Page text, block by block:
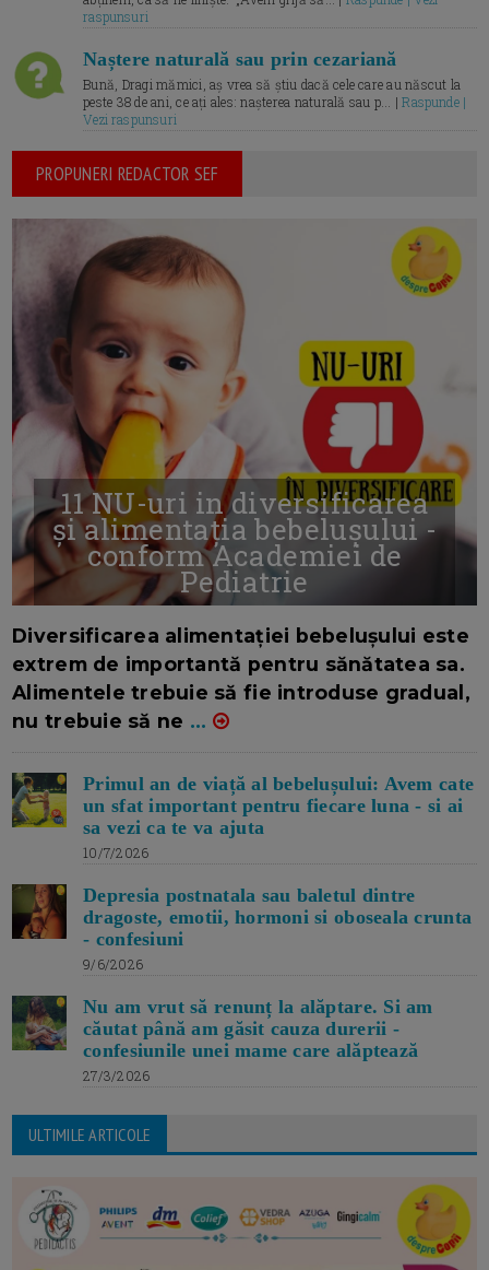
raspunsuri
Naștere naturală sau prin cezariană
Bună, Dragi mămici, aș vrea să știu dacă cele care au născut la
peste 38 de ani, ce ați ales: nașterea naturală sau p... |Raspunde |
Vezi raspunsuri
PROPUNERI REDACTOR SEF
11 NU-uri in diversificarea
și alimentația bebelușului -
conform Academiei de
Pediatrie
Diversificarea alimentației bebelușului este
extrem de importantă pentru sănătatea sa.
Alimentele trebuie să fie introduse gradual,
nu trebuie să ne ...
Primul an de viață al bebelușului: Avem cate
un sfat important pentru fiecare luna - si ai
sa vezi ca te va ajuta
10/7/2026
Depresia postnatala sau baletul dintre
dragoste, emotii, hormoni si oboseala crunta
- confesiuni
9/6/2026
Nu am vrut să renunț la alăptare. Si am
căutat până am găsit cauza durerii -
confesiunile unei mame care alăptează
27/3/2026
ULTIMILE ARTICOLE